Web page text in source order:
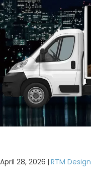
April 28, 2026 | RTM Design